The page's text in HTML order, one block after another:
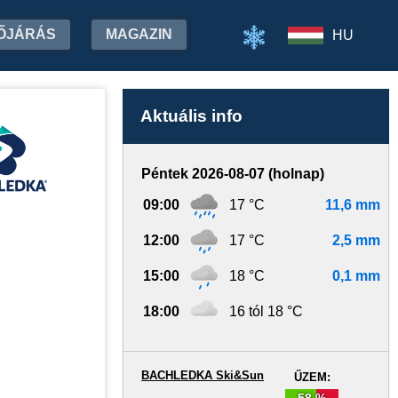
MAGAZIN HU
Aktuális info
Péntek 2026-08-07 (holnap)
09:00 17 °C 11,6 mm
12:00 17 °C 2,5 mm
15:00 18 °C 0,1 mm
18:00 16 tól 18 °C
ŰZEM:
BACHLEDKA Ski&Sun